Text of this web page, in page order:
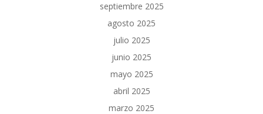
septiembre 2025
agosto 2025
julio 2025
junio 2025
mayo 2025
abril 2025
marzo 2025